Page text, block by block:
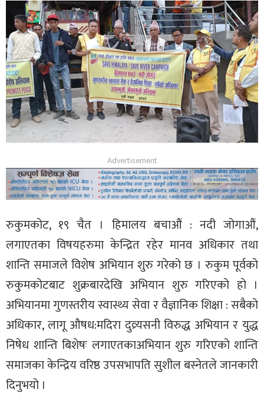
रुकुमकोट, १९ चैत । हिमालय बचाऔं : नदी जोगाऔं,
लगाएतका विषयहरुमा केन्द्रित रहेर मानव अधिकार तथा
शान्ति समाजले विशेष अभियान शुरु गरेको छ । रुकुम पूर्वको
रुकुमकोटबाट शुक्रबारदेखि अभियान शुरु गरिएको हो ।
अभियानमा गुणस्तरीय स्वास्थ्य सेवा र वैज्ञानिक शिक्षा : सबैको
अधिकार, लागू औषध:मदिरा दुव्र्यसनी विरुद्ध अभियान र युद्ध
निषेध शान्ति बिशेषः लगाएतकाअभियान शुरु गरिएको शान्ति
समाजका केन्द्रिय वरिष्ठ उपसभापति सुशील बस्नेतले जानकारी
दिनुभयो ।